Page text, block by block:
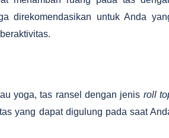
direkomendasikan untuk Anda
yoga, tas ransel dengan jenis roll
yang dapat digulung pada saat